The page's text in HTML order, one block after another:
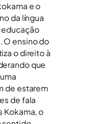
e o
da língua
educação
O ensino do
o direito à
que
de estarem
de fala
Kokama, o